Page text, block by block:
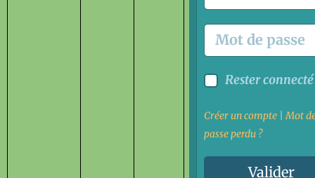
Rester connecté
Créer un compte |Mot
passe perdu ?
Valider